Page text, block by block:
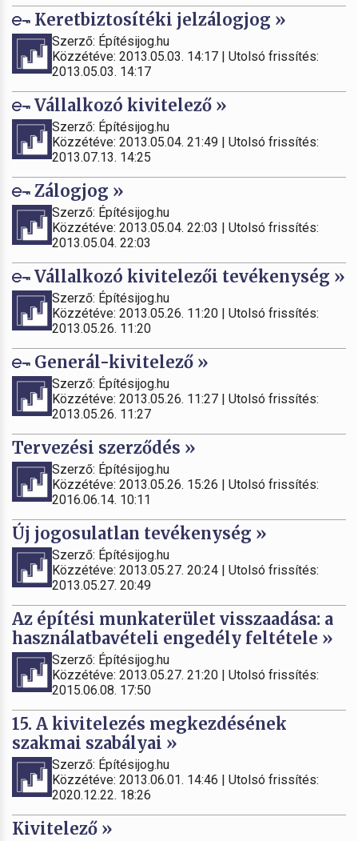
Keretbiztosítéki jelzálogjog »
Szerző: Építésijog.hu
Közzétéve: 2013.05.03. 14:17 | Utolsó frissítés:
2013.05.03. 14:17
Vállalkozó kivitelező »
Szerző: Építésijog.hu
Közzétéve: 2013.05.04. 21:49 | Utolsó frissítés:
2013.07.13. 14:25
Zálogjog »
Szerző: Építésijog.hu
Közzétéve: 2013.05.04. 22:03 | Utolsó frissítés:
2013.05.04. 22:03
Vállalkozó kivitelezői tevékenység »
Szerző: Építésijog.hu
Közzétéve: 2013.05.26. 11:20 | Utolsó frissítés:
2013.05.26. 11:20
Generál-kivitelező »
Szerző: Építésijog.hu
Közzétéve: 2013.05.26. 11:27 | Utolsó frissítés:
2013.05.26. 11:27
Tervezési szerződés »
Szerző: Építésijog.hu
Közzétéve: 2013.05.26. 15:26 | Utolsó frissítés:
2016.06.14. 10:11
Új jogosulatlan tevékenység »
Szerző: Építésijog.hu
Közzétéve: 2013.05.27. 20:24 | Utolsó frissítés:
2013.05.27. 20:49
Az építési munkaterület visszaadása: a
használatbavételi engedély feltétele »
Szerző: Építésijog.hu
Közzétéve: 2013.05.27. 21:20 | Utolsó frissítés:
2015.06.08. 17:50
15. A kivitelezés megkezdésének
szakmai szabályai »
Szerző: Építésijog.hu
Közzétéve: 2013.06.01. 14:46 | Utolsó frissítés:
2020.12.22. 18:26
Kivitelező »